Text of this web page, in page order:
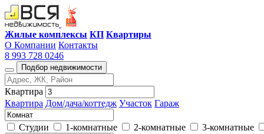
Жилые комплексы КП Квартиры
О Компании Контакты
8 993 728 0246
Подбор недвижимости
Квартира
Квартира Дом/дача/коттедж Участок Гараж
Студии 1-комнатные 2-комнатные 3-комнатные